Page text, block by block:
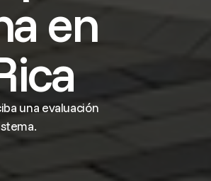
en
una evaluación